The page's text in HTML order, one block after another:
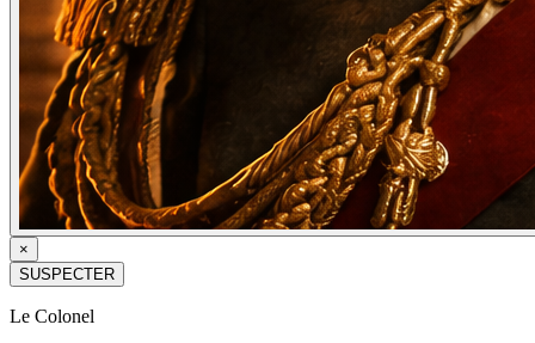
×
SUSPECTER
Le Colonel